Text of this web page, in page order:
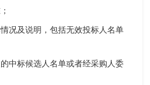
况及说明，包括无效投标人名单
中标候选人名单或者经采购人委